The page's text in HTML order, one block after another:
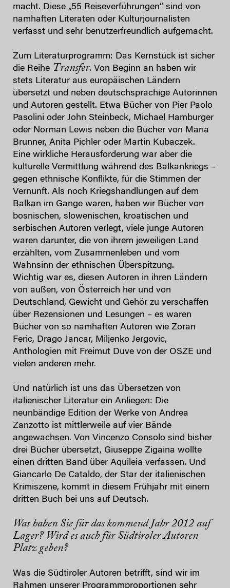
macht. Diese „55 Reiseverführungen“ sind von
namhaften Literaten oder Kulturjournalisten
verfasst und sehr benutzerfreundlich aufgemacht.
Zum Literaturprogramm: Das Kernstück ist sicher
die Reihe Transfer. Von Beginn an haben wir
stets Literatur aus europäischen Ländern
übersetzt und neben deutschsprachige Autorinnen
und Autoren gestellt. Etwa Bücher von Pier Paolo
Pasolini oder John Steinbeck, Michael Hamburger
oder Norman Lewis neben die Bücher von Maria
Brunner, Anita Pichler oder Martin Kubaczek.
Eine wirkliche Herausforderung war aber die
kulturelle Vermittlung während des Balkankriegs –
gegen ethnische Konflikte, für die Stimmen der
Vernunft. Als noch Kriegshandlungen auf dem
Balkan im Gange waren, haben wir Bücher von
bosnischen, slowenischen, kroatischen und
serbischen Autoren verlegt, viele junge Autoren
waren darunter, die von ihrem jeweiligen Land
erzählten, vom Zusammenleben und vom
Wahnsinn der ethnischen Überspitzung.
Wichtig war es, diesen Autoren in ihren Ländern
von außen, von Österreich her und von
Deutschland, Gewicht und Gehör zu verschaffen
über Rezensionen und Lesungen – es waren
Bücher von so namhaften Autoren wie Zoran
Feric, Drago Jancar, Miljenko Jergovic,
Anthologien mit Freimut Duve von der OSZE und
vielen anderen mehr.
Und natürlich ist uns das Übersetzen von
italienischer Literatur ein Anliegen: Die
neunbändige Edition der Werke von Andrea
Zanzotto ist mittlerweile auf vier Bände
angewachsen. Von Vincenzo Consolo sind bisher
drei Bücher übersetzt, Giuseppe Zigaina wollte
einen dritten Band über Aquileia verfassen. Und
Giancarlo De Cataldo, der Star der italienischen
Krimiszene, kommt in diesem Frühjahr mit einem
dritten Buch bei uns auf Deutsch.
Was haben Sie für das kommend Jahr 2012 auf
Lager? Wird es auch für Südtiroler Autoren
Platz geben?
Was die Südtiroler Autoren betrifft, sind wir im
Rahmen unserer Programmproportionen sehr